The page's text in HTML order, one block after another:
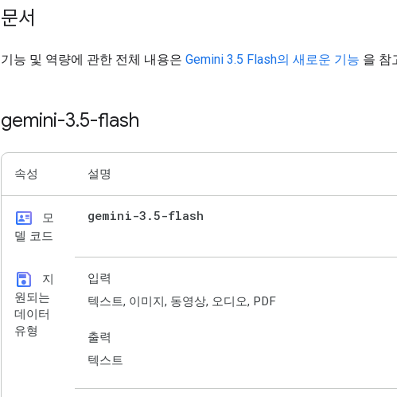
문서
기능 및 역량에 관한 전체 내용은 Gemini 3.5 Flash의 새로운 기능 을 참
gemini-3.5-flash
속성 설명
id_card
모
델 코드
gemini-3 .5-flash
save
지
원되는
데이터
유형
입력
텍스트, 이미지, 동영상, 오디오, PDF
출력
텍스트